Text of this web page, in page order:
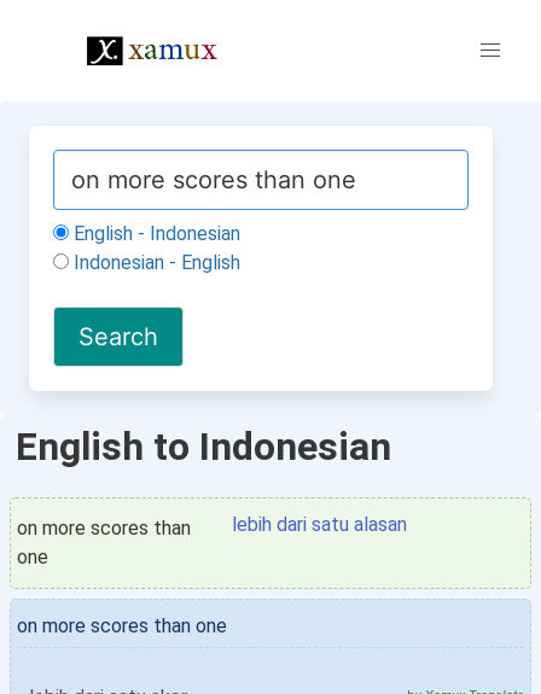
English - Indonesian
Indonesian - English
English to Indonesian
on more scores than
one
lebih dari satu alasan
on more scores than one